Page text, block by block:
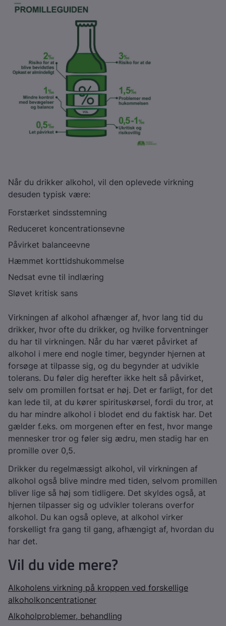
Når du drikker alkohol, vil den oplevede virkning
desuden typisk være:
Forstærket sindsstemning
Reduceret koncentrationsevne
Påvirket balanceevne
Hæmmet korttidshukommelse
Nedsat evne til indlæring
Sløvet kritisk sans
Virkningen af alkohol afhænger af, hvor lang tid du
drikker, hvor ofte du drikker, og hvilke forventninger
du har til virkningen. Når du har været påvirket af
alkohol i mere end nogle timer, begynder hjernen at
forsøge at tilpasse sig, og du begynder at udvikle
tolerans. Du føler dig herefter ikke helt så påvirket,
selv om promillen fortsat er høj. Det er farligt, for det
kan lede til, at du kører spirituskørsel, fordi du tror, at
du har mindre alkohol i blodet end du faktisk har. Det
gælder f.eks. om morgenen efter en fest, hvor mange
mennesker tror og føler sig ædru, men stadig har en
promille over 0,5.
Drikker du regelmæssigt alkohol, vil virkningen af
alkohol også blive mindre med tiden, selvom promillen
bliver lige så høj som tidligere. Det skyldes også, at
hjernen tilpasser sig og udvikler tolerans overfor
alkohol. Du kan også opleve, at alkohol virker
forskelligt fra gang til gang, afhængigt af, hvordan du
har det.
Vil du vide mere?
Alkoholens virkning på kroppen ved forskellige
alkoholkoncentrationer
Alkoholproblemer, behandling